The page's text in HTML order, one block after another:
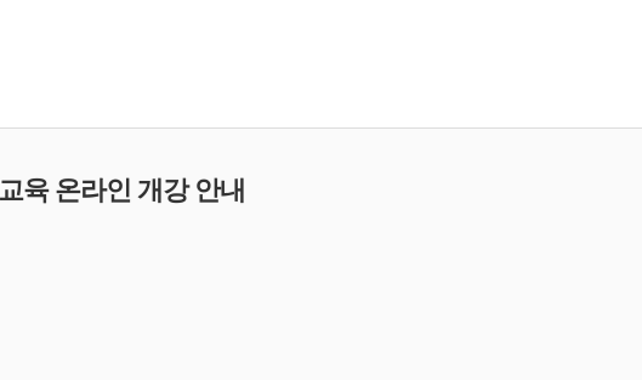
육 온라인 개강 안내